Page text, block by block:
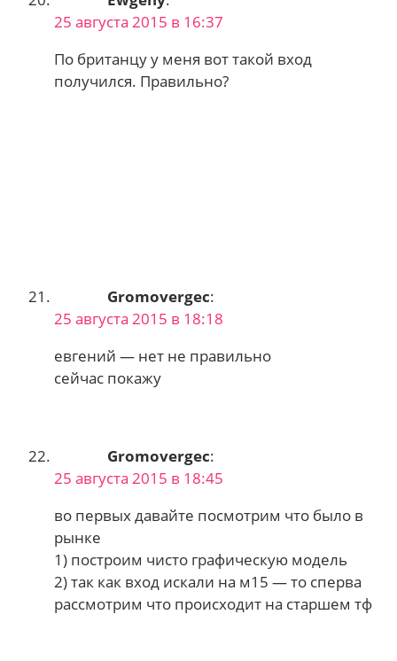
25 августа 2015 в 16:37
По британцу у меня вот такой вход
получился. Правильно?
Gromovergec:
25 августа 2015 в 18:18
евгений — нет не правильно
сейчас покажу
Gromovergec:
25 августа 2015 в 18:45
во первых давайте посмотрим что было в
рынке
1) построим чисто графическую модель
2) так как вход искали на м15 — то сперва
рассмотрим что происходит на старшем тф